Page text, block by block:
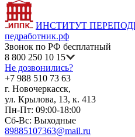
ИНСТИТУТ
педработник.рф
Звонок по РФ бесплатный
8 800 250 10 15
Не дозвонились?
+7 988 510 73 63
г. Новочеркасск,
ул. Крылова, 13, к. 413
Пн-Пт: 09:00-18:00
Сб-Вс: Выходные
89885107363@mail.ru